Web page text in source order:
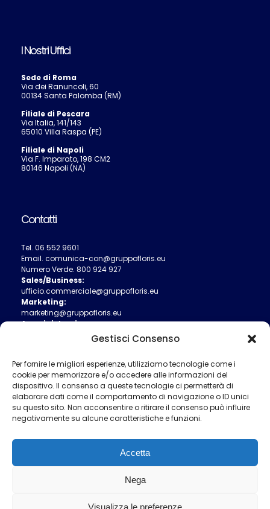
Gestisci Consenso
Per fornire le migliori esperienze, utilizziamo tecnologie come i
cookie per memorizzare e/o accedere alle informazioni del
dispositivo. Il consenso a queste tecnologie ci permetterà di
elaborare dati come il comportamento di navigazione o ID unici
su questo sito. Non acconsentire o ritirare il consenso può influire
negativamente su alcune caratteristiche e funzioni.
Accetta
Nega
Visualizza le preferenze
I Nostri Uffici
Sede di Roma
Via dei Ranuncoli, 60
00134 Santa Palomba (RM)
Filiale di Pescara
Via Italia, 141/143
65010 Villa Raspa (PE)
Filiale di Napoli
Via F. Imparato, 198 CM2
80146 Napoli (NA)
Contatti
Tel. 06 552 9601
Email. comunica-con@gruppofloris.eu
Numero Verde. 800 924 927
Sales/Business:
ufficio.commerciale@gruppofloris.eu
Marketing:
marketing@gruppofloris.eu
Amministrazione:
ufficio.amministrativo@gruppofloris.eu
Informativa Privacy